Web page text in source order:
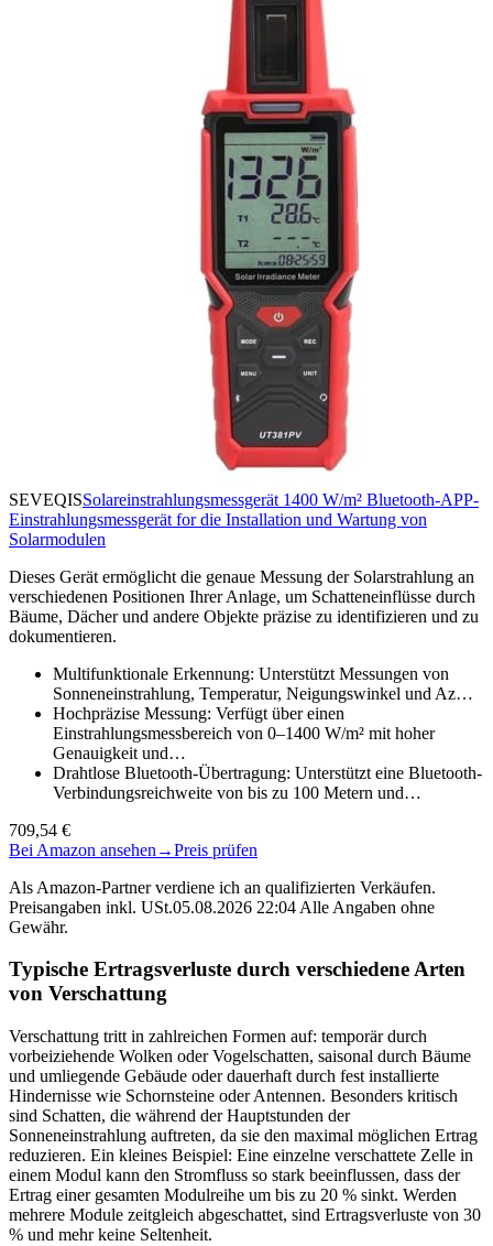
SEVEQISSolareinstrahlungsmessgerät 1400 W/m² Bluetooth-APP-
Einstrahlungsmessgerät for die Installation und Wartung von
Solarmodulen
Dieses Gerät ermöglicht die genaue Messung der Solarstrahlung an
verschiedenen Positionen Ihrer Anlage, um Schatteneinflüsse durch
Bäume, Dächer und andere Objekte präzise zu identifizieren und zu
dokumentieren.
Multifunktionale Erkennung: Unterstützt Messungen von
Sonneneinstrahlung, Temperatur, Neigungswinkel und Az…
Hochpräzise Messung: Verfügt über einen
Einstrahlungsmessbereich von 0–1400 W/m² mit hoher
Genauigkeit und…
Drahtlose Bluetooth-Übertragung: Unterstützt eine Bluetooth-
Verbindungsreichweite von bis zu 100 Metern und…
709,54 €
Bei Amazon ansehen →Preis prüfen
Als Amazon-Partner verdiene ich an qualifizierten Verkäufen.
Preisangaben inkl. USt.05.08.2026 22:04 Alle Angaben ohne
Gewähr.
Typische Ertragsverluste durch verschiedene Arten
von Verschattung
Verschattung tritt in zahlreichen Formen auf: temporär durch
vorbeiziehende Wolken oder Vogelschatten, saisonal durch Bäume
und umliegende Gebäude oder dauerhaft durch fest installierte
Hindernisse wie Schornsteine oder Antennen. Besonders kritisch
sind Schatten, die während der Hauptstunden der
Sonneneinstrahlung auftreten, da sie den maximal möglichen Ertrag
reduzieren. Ein kleines Beispiel: Eine einzelne verschattete Zelle in
einem Modul kann den Stromfluss so stark beeinflussen, dass der
Ertrag einer gesamten Modulreihe um bis zu 20 % sinkt. Werden
mehrere Module zeitgleich abgeschattet, sind Ertragsverluste von 30
% und mehr keine Seltenheit.